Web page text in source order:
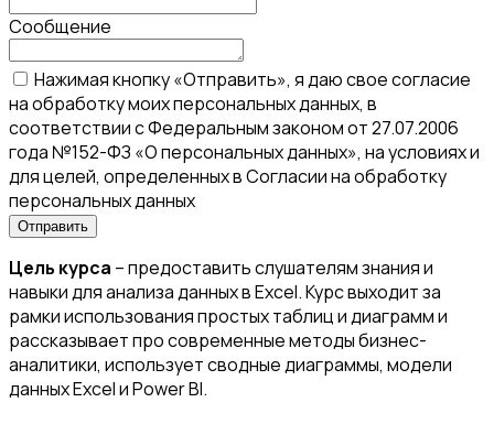
Сообщение
Нажимая кнопку «Отправить», я даю свое согласие
на обработку моих персональных данных, в
соответствии с Федеральным законом от 27.07.2006
года №152-ФЗ «О персональных данных», на условиях и
для целей, определенных в Согласии на обработку
персональных данных
Цель курса – предоставить слушателям знания и
навыки для анализа данных в Excel. Курс выходит за
рамки использования простых таблиц и диаграмм и
рассказывает про современные методы бизнес-
аналитики, использует сводные диаграммы, модели
данных Excel и Power BI.